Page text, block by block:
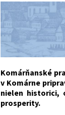
Komárňanské
v Komárne
nielen historici,
prosperity.